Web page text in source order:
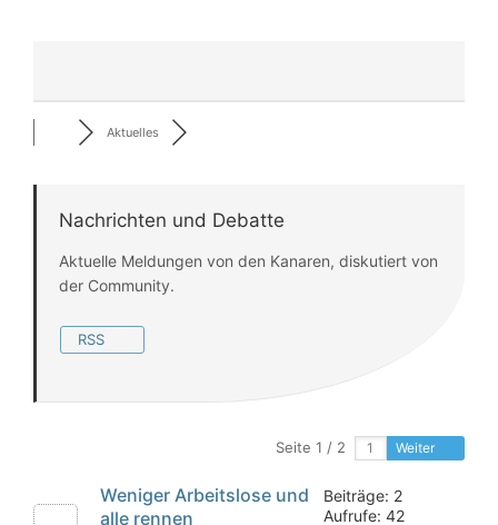
Aktuelles
Nachrichten und Debatte
Aktuelle Meldungen von den Kanaren, diskutiert von
der Community.
RSS
Seite 1 / 2 Weiter
Weniger Arbeitslose und
alle rennen
Beiträge: 2
Aufrufe: 42